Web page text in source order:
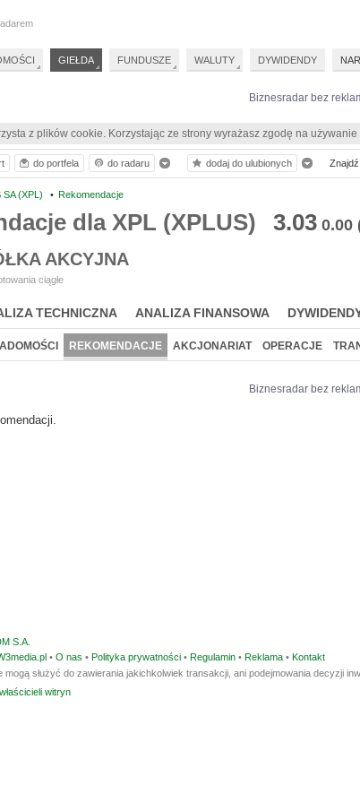
Biznesradar bez
z plików cookie. Korzystając ze strony wyrażasz zgodę na
SA (XPL) • Rekomendacje
dla XPL (XPLUS) 3.03 0.00
AKCYJNA
ciągłe
TECHNICZNA ANALIZA FINANSOWA
REKOMENDACJE AKCJONARIAT OPERACJE
Biznesradar bez
do portfela do radaru dodaj do ulubionych
GIEŁDA FUNDUSZE WALUTY DYWIDENDY
S.A.
• O nas • Polityka prywatności • Regulamin • Reklama • Kontakt
mogą służyć do zawierania jakichkolwiek transakcji, ani podejmowania decyzji
witryn